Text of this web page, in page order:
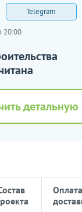
Telegram
20:00
детальную